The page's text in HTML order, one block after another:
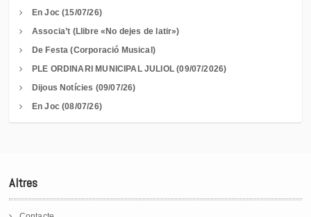
En Joc (15/07/26)
Associa’t (Llibre «No dejes de latir»)
De Festa (Corporació Musical)
PLE ORDINARI MUNICIPAL JULIOL (09/07/2026)
Dijous Notícies (09/07/26)
En Joc (08/07/26)
Altres